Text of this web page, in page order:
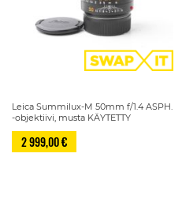
Leica Summilux-M 50mm f/1.4 ASPH.
-objektiivi, musta KÄYTETTY
2 999,00 €